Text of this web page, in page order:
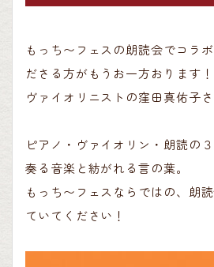
もっち〜フェスの朗読会でコラ
ださる方がもうお一方おります！
ヴァイオリニストの窪田真佑子
ピアノ・ヴァイオリン・朗読の
奏る音楽と紡がれる言の葉。
もっち〜フェスならではの、朗
ていてください！